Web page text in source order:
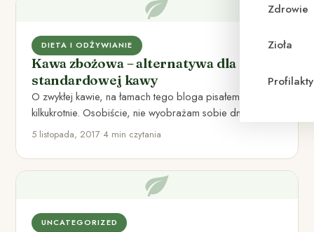
Zdrowie
Zioła
DIETA I ODŻYWIANIE
Kawa zbożowa – alternatywa dla
standardowej kawy
O zwykłej kawie, na łamach tego bloga pisałem już
kilkukrotnie. Osobiście, nie wyobrażam sobie dnia bez
filiżanki małej…
5 listopada, 2017•4 min czytania
UNCATEGORIZED